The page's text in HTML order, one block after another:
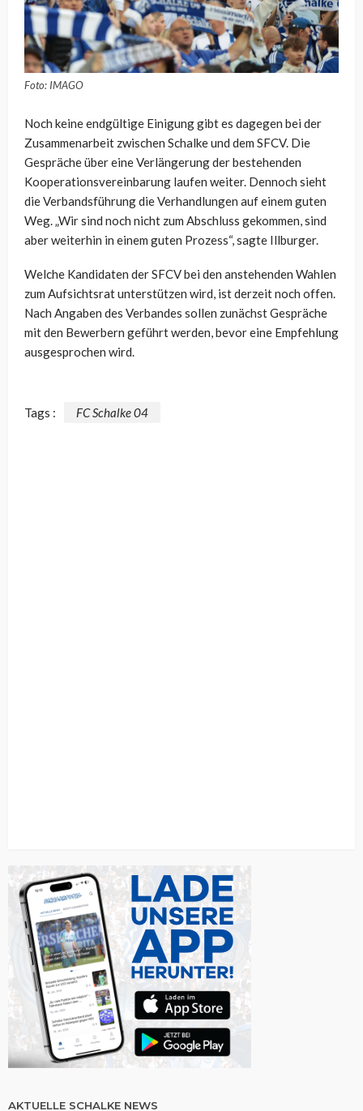
Foto: IMAGO
Noch keine endgültige Einigung gibt es dagegen bei der
Zusammenarbeit zwischen Schalke und dem SFCV. Die
Gespräche über eine Verlängerung der bestehenden
Kooperationsvereinbarung laufen weiter. Dennoch sieht
die Verbandsführung die Verhandlungen auf einem guten
Weg. „Wir sind noch nicht zum Abschluss gekommen, sind
aber weiterhin in einem guten Prozess“, sagte Illburger.
Welche Kandidaten der SFCV bei den anstehenden Wahlen
zum Aufsichtsrat unterstützen wird, ist derzeit noch offen.
Nach Angaben des Verbandes sollen zunächst Gespräche
mit den Bewerbern geführt werden, bevor eine Empfehlung
ausgesprochen wird.
Tags : FC Schalke 04
AKTUELLE SCHALKE NEWS